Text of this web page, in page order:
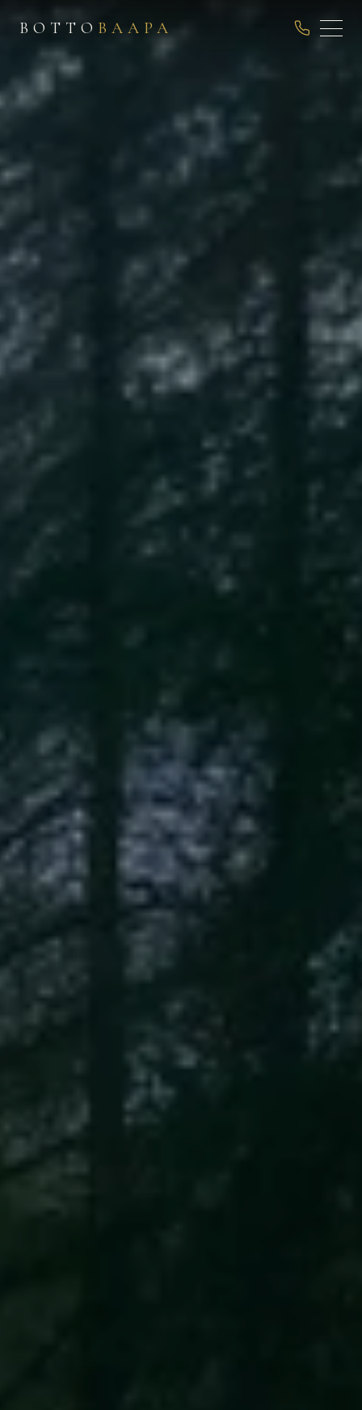
ВОТТО ВААРА